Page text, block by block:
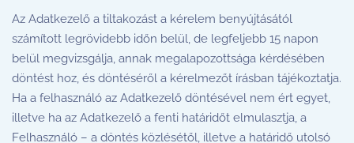
Az Adatkezelő a tiltakozást a kérelem benyújtásától
számított legrövidebb időn belül, de legfeljebb 15 napon
belül megvizsgálja, annak megalapozottsága kérdésében
döntést hoz, és döntéséről a kérelmezőt írásban tájékoztatja.
Ha a felhasználó az Adatkezelő döntésével nem ért egyet,
illetve ha az Adatkezelő a fenti határidőt elmulasztja, a
Felhasználó – a döntés közlésétől, illetve a határidő utolsó